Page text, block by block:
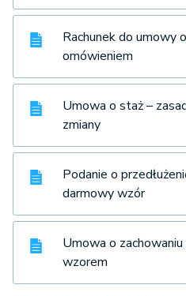
Rachunek do umowy
omówieniem
Umowa o staż –
zmiany
Podanie o
darmowy wzór
Umowa o
wzorem